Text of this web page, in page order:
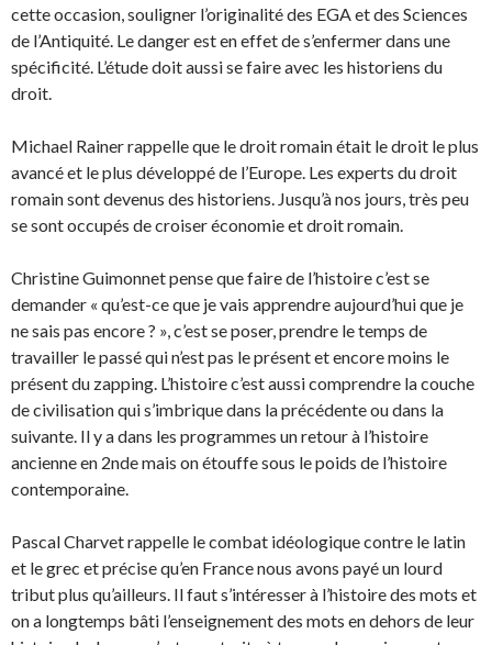
cette occasion, souligner l’originalité des EGA et des Sciences
de l’Antiquité. Le danger est en effet de s’enfermer dans une
spécificité. L’étude doit aussi se faire avec les historiens du
droit.
Michael Rainer rappelle que le droit romain était le droit le plus
avancé et le plus développé de l’Europe. Les experts du droit
romain sont devenus des historiens. Jusqu’à nos jours, très peu
se sont occupés de croiser économie et droit romain.
Christine Guimonnet pense que faire de l’histoire c’est se
demander « qu’est-ce que je vais apprendre aujourd’hui que je
ne sais pas encore ? », c’est se poser, prendre le temps de
travailler le passé qui n’est pas le présent et encore moins le
présent du zapping. L’histoire c’est aussi comprendre la couche
de civilisation qui s’imbrique dans la précédente ou dans la
suivante. Il y a dans les programmes un retour à l’histoire
ancienne en 2nde mais on étouffe sous le poids de l’histoire
contemporaine.
Pascal Charvet rappelle le combat idéologique contre le latin
et le grec et précise qu’en France nous avons payé un lourd
tribut plus qu’ailleurs. Il faut s’intéresser à l’histoire des mots et
on a longtemps bâti l’enseignement des mots en dehors de leur